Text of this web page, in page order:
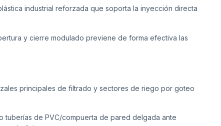
industrial reforzada que soporta la inyección directa
y cierre modulado previene de forma efectiva las
principales de filtrado y sectores de riego por goteo
tuberías de PVC/compuerta de pared delgada ante